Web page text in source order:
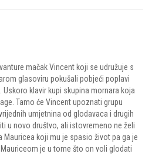
mačak Vincent koji se udružuje s
glasoviru pokušali pobjeći poplavi
klavir kupi skupina mornara koja
Tamo će Vincent upoznati grupu
umjetnina od glodavaca i drugih
u novo društvo, ali istovremeno ne želi
koji mu je spasio život pa ga je
je u tome što on voli glodati